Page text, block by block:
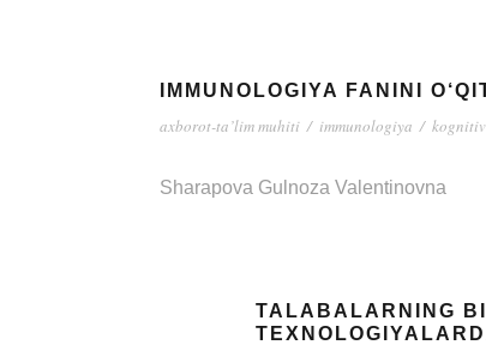
IMMUNOLOGIYA FANINI
axborot-ta’lim muhiti / immunologiya / kognitiv
Sharapova Gulnoza Valentinovna
TALABALARNING